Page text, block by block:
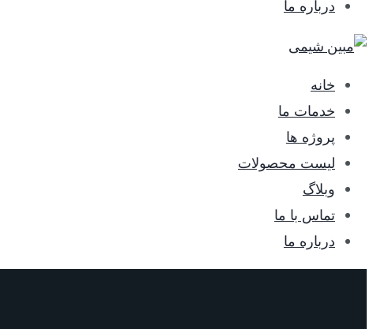
درباره ما
خانه
خدمات ما
پروژه ها
لیست محصولات
وبلاگ
تماس با ما
درباره ما